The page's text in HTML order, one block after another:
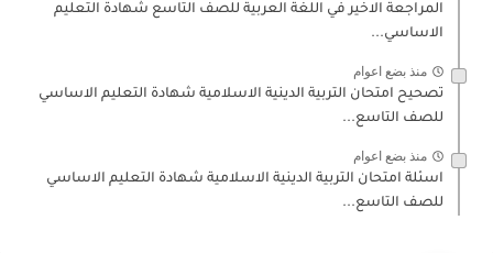
المراجعة الاخير في اللغة العربية للصف التاسع شهادة التعليم
الاساسي...
منذ بضع اعوام
تصحيح امتحان التربية الدينية الاسلامية شهادة التعليم الاساسي
للصف التاسع...
منذ بضع اعوام
اسئلة امتحان التربية الدينية الاسلامية شهادة التعليم الاساسي
للصف التاسع...